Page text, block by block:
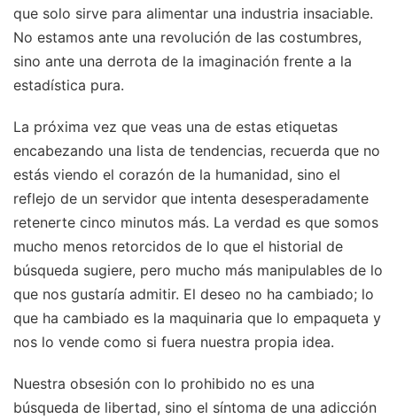
que solo sirve para alimentar una industria insaciable.
No estamos ante una revolución de las costumbres,
sino ante una derrota de la imaginación frente a la
estadística pura.
La próxima vez que veas una de estas etiquetas
encabezando una lista de tendencias, recuerda que no
estás viendo el corazón de la humanidad, sino el
reflejo de un servidor que intenta desesperadamente
retenerte cinco minutos más. La verdad es que somos
mucho menos retorcidos de lo que el historial de
búsqueda sugiere, pero mucho más manipulables de lo
que nos gustaría admitir. El deseo no ha cambiado; lo
que ha cambiado es la maquinaria que lo empaqueta y
nos lo vende como si fuera nuestra propia idea.
Nuestra obsesión con lo prohibido no es una
búsqueda de libertad, sino el síntoma de una adicción